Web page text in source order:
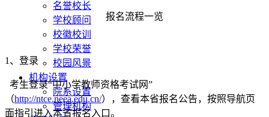
名誉校长
学校顾问
校徽校训
学校荣誉
校园风景
机构设置
院系设置
管理机构
报名流程一览
1、登录
考生登录“中小学教师资格考试网”
（http://ntce.neea.edu.cn/），查看本省报名公告，按照导航页
面指引进入本省报名入口。